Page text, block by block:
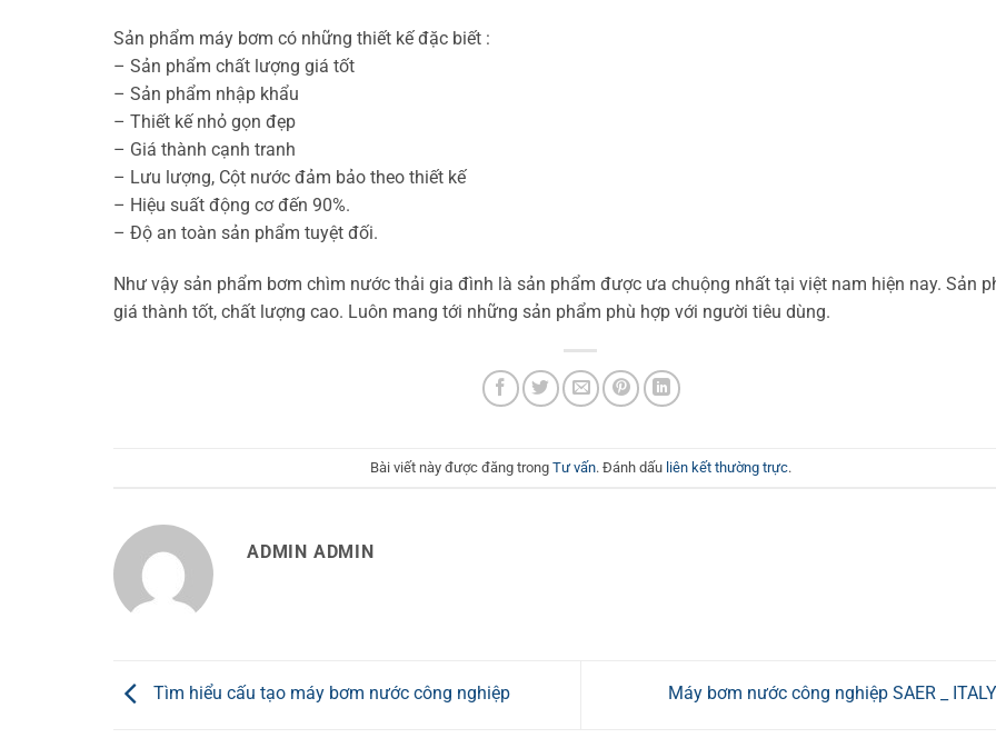
Sản phẩm máy bơm có những thiết kế đặc biết :
– Sản phẩm chất lượng giá tốt
– Sản phẩm nhập khẩu
– Thiết kế nhỏ gọn đẹp
– Giá thành cạnh tranh
– Lưu lượng, Cột nước đảm bảo theo thiết kế
– Hiệu suất động cơ đến 90%.
– Độ an toàn sản phẩm tuyệt đối.
Như vậy sản phẩm bơm chìm nước thải gia đình là sản phẩm được ưa chuộng nhất tại việt nam hiện nay. Sản
giá thành tốt, chất lượng cao. Luôn mang tới những sản phẩm phù hợp với người tiêu dùng.
Bài viết này được đăng trong Tư vấn. Đánh dấu liên kết thường trực.
ADMIN ADMIN
Tìm hiểu cấu tạo máy bơm nước công nghiệp Máy bơm nước công nghiệp SAER _